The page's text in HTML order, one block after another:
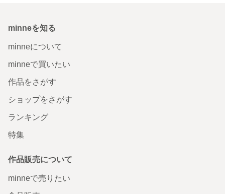
minneを知る
minneについて
minneで買いたい
作品をさがす
ショップをさがす
ランキング
特集
作品販売について
minneで売りたい